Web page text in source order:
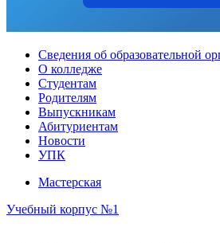
Сведения об образовательной
О колледже
Студентам
Родителям
Выпускникам
Абитуриентам
Новости
УПК
Мастерская
Учебный корпус №1